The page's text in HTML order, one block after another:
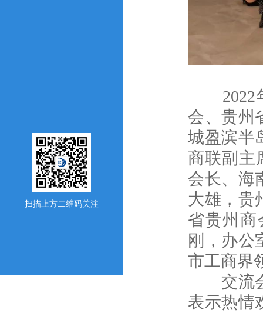
扫描上方二维码关注
2022年
会、贵州
城盈滨半
商联副主
会长、海
大雄，贵
省贵州商
刚，办公
市工商界
交流会
表示热情